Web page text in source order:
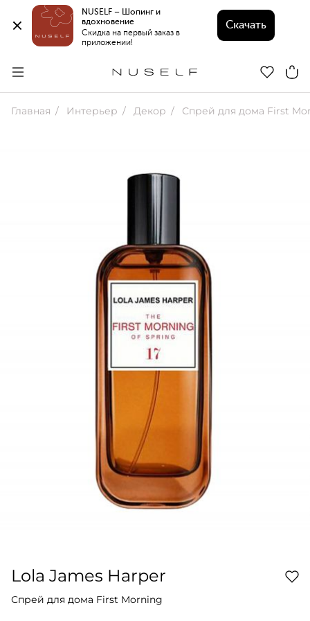
NUSELF – Шопинг и
вдохновение
Скидка на первый заказ в
приложении!
Скачать
Главная Интерьер Декор Спрей для дома First
Lola James Harper
Спрей для дома First Morning